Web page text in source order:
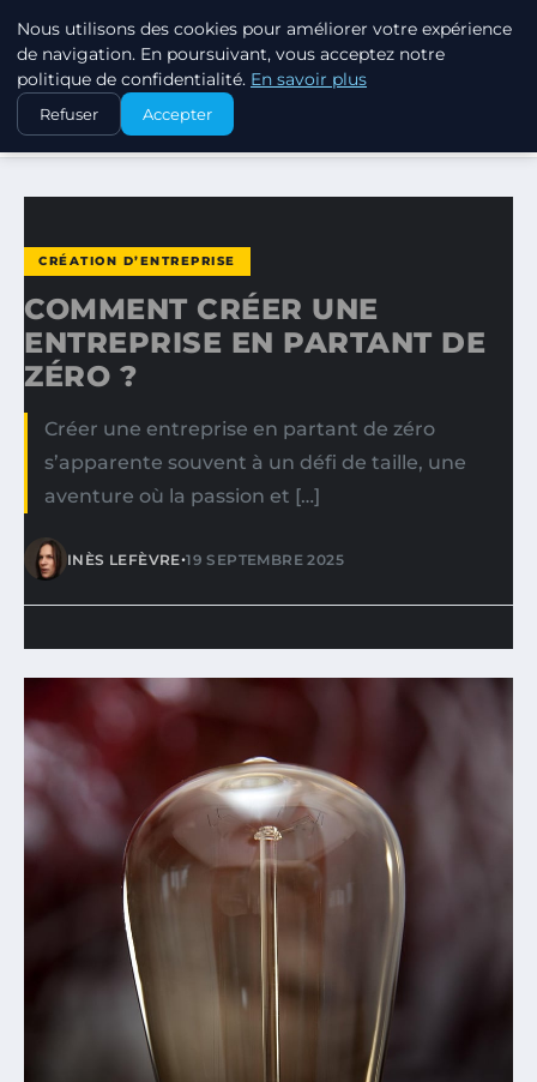
MARKETING STRATEGIQUE
ACCUEIL
CRÉATION D’ENTREPRISE
COMMENT CRÉER UNE ENTREPRISE EN PARTANT DE ZÉRO ?
CRÉATION D’ENTREPRISE
COMMENT CRÉER UNE
ENTREPRISE EN PARTANT DE
ZÉRO ?
Créer une entreprise en partant de zéro
s’apparente souvent à un défi de taille, une
aventure où la passion et […]
INÈS LEFÈVRE•19 SEPTEMBRE 2025
Nous utilisons des cookies pour améliorer votre expérience
de navigation. En poursuivant, vous acceptez notre
politique de confidentialité. En savoir plus
Refuser Accepter